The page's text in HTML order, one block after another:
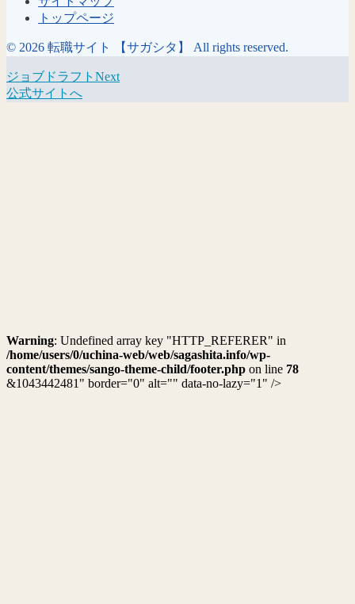
トップページ
© 2026 転職サイト 【サガシタ】 All rights reserved.
ジョブドラフトNext
公式サイトへ
Warning: Undefined array key "HTTP_REFERER" in
/home/users/0/uchina-web/web/sagashita.info/wp-
content/themes/sango-theme-child/footer.php on line 78
&1043442481" border="0" alt="" data-no-lazy="1" />